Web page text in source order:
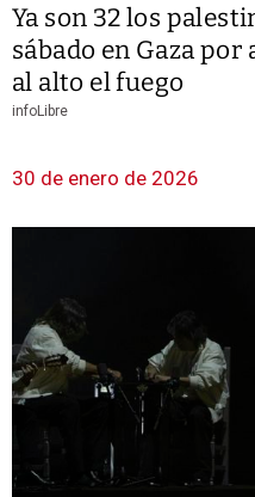
Ya son 32 los
sábado en Gaza
al alto el fuego
infoLibre
30 de enero de 2026